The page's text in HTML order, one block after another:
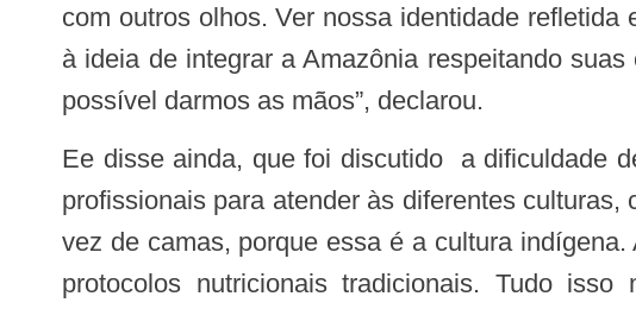
com outros olhos. Ver nossa identidade
à ideia de integrar a Amazônia respeitando
possível darmos as mãos”, declarou.
Ee disse ainda, que foi discutido a dificuldade de integração da saúde indígena e a necessidade urgente de capacitar nossos
profissionais para atender às diferentes
vez de camas, porque essa é a cultura
protocolos nutricionais tradicionais. Tudo